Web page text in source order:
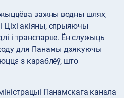
важны водны шлях,
Ціхі акіяны, спрыяючы
і транспарце. Ён служыць
для Панамы дзякуючы
з караблёў, што
Панамскага канала